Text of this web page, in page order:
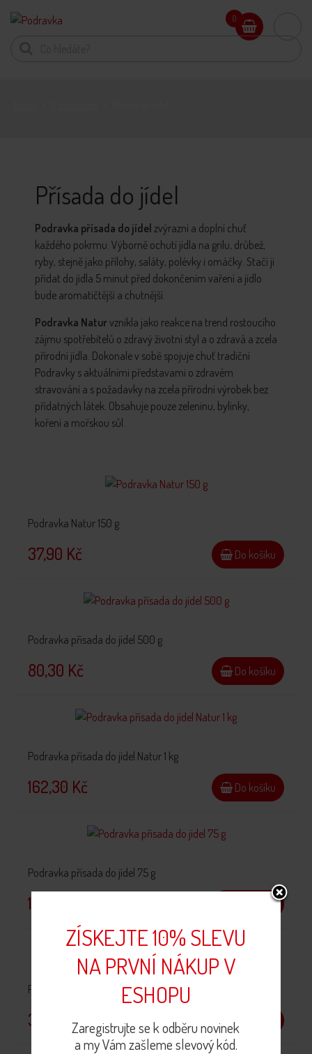
0
Přísada do jídel
Podravka přísada do jídel zvýrazní a doplní chuť
každého pokrmu. Výborně ochutí jídla na grilu, drůbež,
ryby, stejně jako přílohy, saláty, polévky i omáčky. Stačí ji
přidat do jídla 5 minut před dokončením vaření a jídlo
bude aromatičtější a chutnější.
Podravka Naturvznikla jako reakce na trend rostoucího
zájmu spotřebitelů o zdravý životní styl a o zdravá a zcela
přírodní jídla. Dokonale v sobě spojuje chuť tradiční
Podravky s aktuálními představami o zdravém
stravování a s požadavky na zcela přírodní výrobek bez
přídatných látek. Obsahuje pouze zeleninu, bylinky,
koření a mořskou sůl.
Podravka Natur 150 g
37,90 Kč Do košíku
Podravka přísada do jídel 500 g
80,30 Kč Do košíku
Podravka přísada do jídel Natur 1 kg
162,30 Kč Do košíku
Podravka přísada do jídel 75 g
17,00 Kč Do košíku
Podravka přísada do jídel 200 g
38,80 Kč Do košíku
ZÍSKEJTE 10% SLEVU
NA PRVNÍ NÁKUP V
ESHOPU
Zaregistrujte se k odběru novinek
a my Vám zašleme slevový kód.